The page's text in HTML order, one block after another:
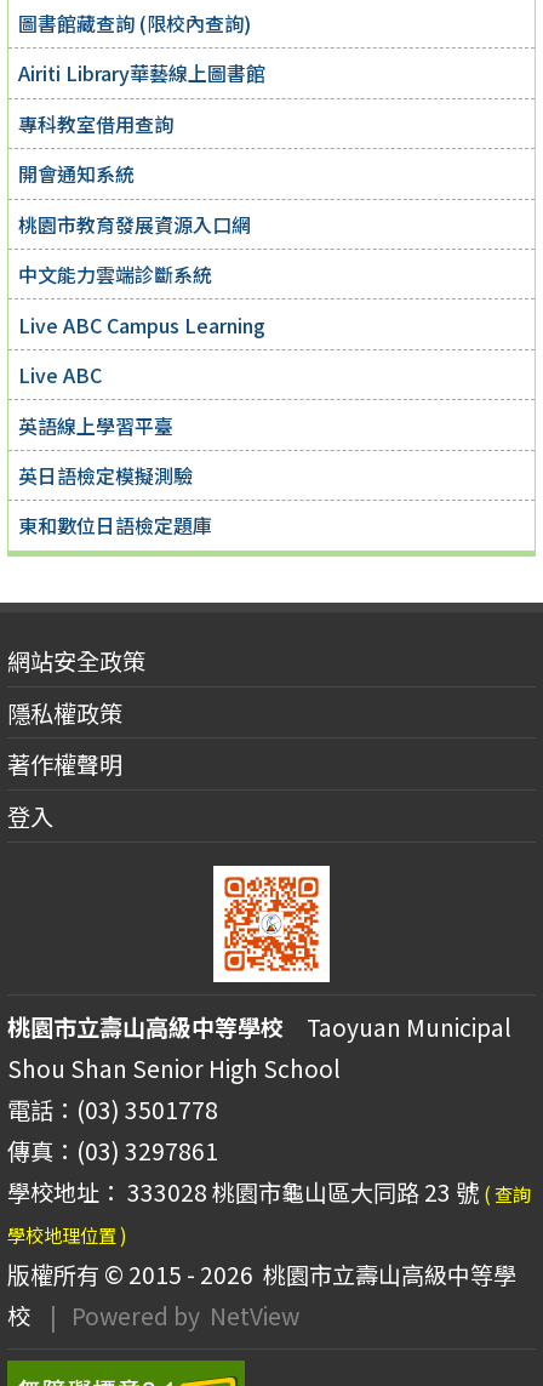
圖書館藏查詢 (限校內查詢)
Airiti Library華藝線上圖書館
專科教室借用查詢
開會通知系統
桃園市教育發展資源入口網
中文能力雲端診斷系統
Live ABC Campus Learning
Live ABC
英語線上學習平臺
英日語檢定模擬測驗
東和數位日語檢定題庫
網站安全政策
隱私權政策
著作權聲明
登入
桃園市立壽山高級中等學校 Taoyuan Municipal
Shou Shan Senior High School
電話：(03) 3501778
傳真：(03) 3297861
學校地址： 333028 桃園市龜山區大同路 23 號 ( 查詢
學校地理位置 )
版權所有 © 2015 - 2026 桃園市立壽山高級中等學
校
| Powered by NetView